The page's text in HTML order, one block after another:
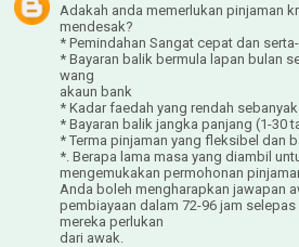
Adakah anda memerlukan pinjaman
mendesak?
* Pemindahan Sangat cepat dan
* Bayaran balik bermula lapan bulan
wang
akaun bank
* Kadar faedah yang rendah sebanyak
* Bayaran balik jangka panjang (1-30
* Terma pinjaman yang fleksibel dan
*. Berapa lama masa yang diambil
mengemukakan permohonan
Anda boleh mengharapkan jawapan
pembiayaan dalam 72-96 jam
mereka perlukan
dari awak.